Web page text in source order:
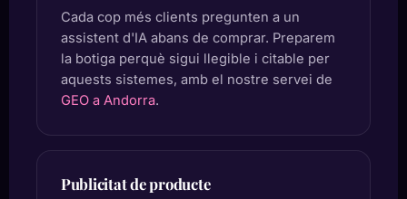
Cada cop més clients pregunten a un
assistent d'IA abans de comprar. Preparem
la botiga perquè sigui llegible i citable per
aquests sistemes, amb el nostre servei de
GEO a Andorra.
Publicitat de producte